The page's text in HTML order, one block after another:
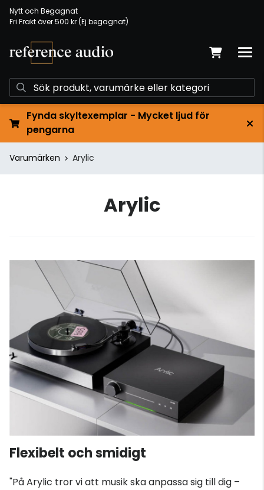
Nytt och Begagnat
Fri Frakt över 500 kr (Ej begagnat)
Fynda skyltexemplar - Mycket ljud för
pengarna
Varumärken Arylic
Arylic
Flexibelt och smidigt
"På Arylic tror vi att musik ska anpassa sig till dig –